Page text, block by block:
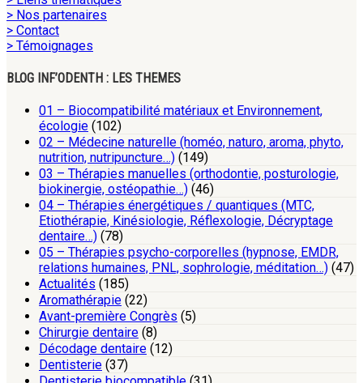
> Nos partenaires
> Contact
> Témoignages
BLOG INF’ODENTH : LES THEMES
01 – Biocompatibilité matériaux et Environnement,
écologie (102)
02 – Médecine naturelle (homéo, naturo, aroma, phyto,
nutrition, nutripuncture…) (149)
03 – Thérapies manuelles (orthodontie, posturologie,
biokinergie, ostéopathie…) (46)
04 – Thérapies énergétiques / quantiques (MTC,
Etiothérapie, Kinésiologie, Réflexologie, Décryptage
dentaire…) (78)
05 – Thérapies psycho-corporelles (hypnose, EMDR,
relations humaines, PNL, sophrologie, méditation…) (47)
Actualités (185)
Aromathérapie (22)
Avant-première Congrès (5)
Chirurgie dentaire (8)
Décodage dentaire (12)
Dentisterie (37)